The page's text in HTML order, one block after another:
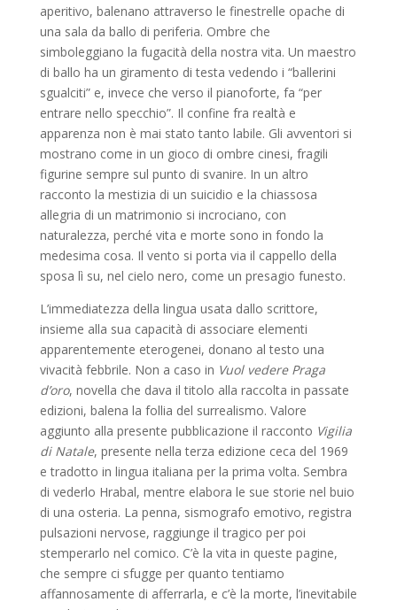
aperitivo, balenano attraverso le finestrelle opache di
una sala da ballo di periferia. Ombre che
simboleggiano la fugacità della nostra vita. Un maestro
di ballo ha un giramento di testa vedendo i “ballerini
sgualciti” e, invece che verso il pianoforte, fa “per
entrare nello specchio”. Il confine fra realtà e
apparenza non è mai stato tanto labile. Gli avventori si
mostrano come in un gioco di ombre cinesi, fragili
figurine sempre sul punto di svanire. In un altro
racconto la mestizia di un suicidio e la chiassosa
allegria di un matrimonio si incrociano, con
naturalezza, perché vita e morte sono in fondo la
medesima cosa. Il vento si porta via il cappello della
sposa lì su, nel cielo nero, come un presagio funesto.
L’immediatezza della lingua usata dallo scrittore,
insieme alla sua capacità di associare elementi
apparentemente eterogenei, donano al testo una
vivacità febbrile. Non a caso in Vuol vedere Praga
d’oro, novella che dava il titolo alla raccolta in passate
edizioni, balena la follia del surrealismo. Valore
aggiunto alla presente pubblicazione il racconto Vigilia
di Natale, presente nella terza edizione ceca del 1969
e tradotto in lingua italiana per la prima volta. Sembra
di vederlo Hrabal, mentre elabora le sue storie nel buio
di una osteria. La penna, sismografo emotivo, registra
pulsazioni nervose, raggiunge il tragico per poi
stemperarlo nel comico. C’è la vita in queste pagine,
che sempre ci sfugge per quanto tentiamo
affannosamente di afferrarla, e c’è la morte, l’inevitabile